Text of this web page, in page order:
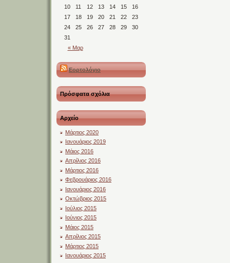
« Μαρ
10
11 12 13 14 15
16
17
18 19 20 21 22
23
24
25 26 27 28 29
30
31
Εορτολόγιο
Πρόσφατα σχόλια
Αρχείο
Μάρτιος 2020
Ιανουάριος 2019
Μάιος 2016
Απρίλιος 2016
Μάρτιος 2016
Φεβρουάριος 2016
Ιανουάριος 2016
Οκτώβριος 2015
Ιούλιος 2015
Ιούνιος 2015
Μάιος 2015
Απρίλιος 2015
Μάρτιος 2015
Ιανουάριος 2015